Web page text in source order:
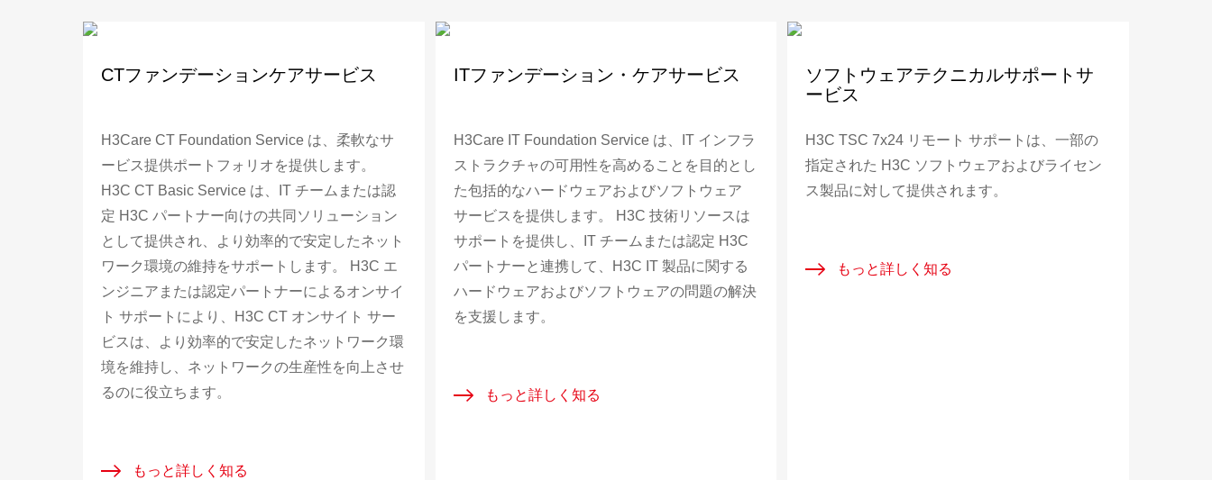
CTファンデーションケアサービス
H3Care CT Foundation Service は、柔軟なサ
ービス提供ポートフォリオを提供します。
H3C CT Basic Service は、IT チームまたは認
定 H3C パートナー向けの共同ソリューション
として提供され、より効率的で安定したネット
ワーク環境の維持をサポートします。 H3C エ
ンジニアまたは認定パートナーによるオンサイ
ト サポートにより、H3C CT オンサイト サー
ビスは、より効率的で安定したネットワーク環
境を維持し、ネットワークの生産性を向上させ
るのに役立ちます。
もっと詳しく知る
ITファンデーション・ケアサービス
H3Care IT Foundation Service は、IT インフラ
ストラクチャの可用性を高めることを目的とし
た包括的なハードウェアおよびソフトウェア
サービスを提供します。 H3C 技術リソースは
サポートを提供し、IT チームまたは認定 H3C
パートナーと連携して、H3C IT 製品に関する
ハードウェアおよびソフトウェアの問題の解決
を支援します。
もっと詳しく知る
ソフトウェアテクニカルサポートサ
ービス
H3C TSC 7x24 リモート サポートは、一部の
指定された H3C ソフトウェアおよびライセン
ス製品に対して提供されます。
もっと詳しく知る